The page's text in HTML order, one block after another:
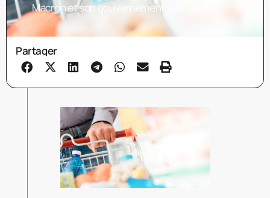
Macron et son gouvernement avancent
Partager